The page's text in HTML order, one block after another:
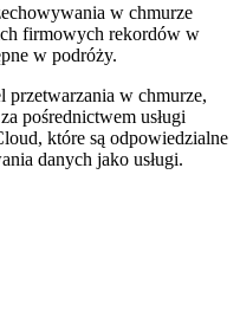
w chmurze
firmowych rekordów w
w podróży.
przetwarzania w chmurze,
pośrednictwem usługi
które są odpowiedzialne
danych jako usługi.